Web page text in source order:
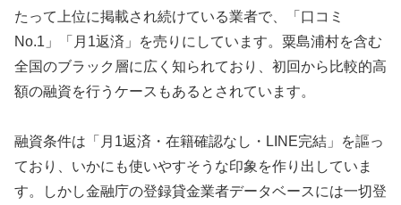
たって上位に掲載され続けている業者で、「口コミ
No.1」「月1返済」を売りにしています。粟島浦村を含む
全国のブラック層に広く知られており、初回から比較的高
額の融資を行うケースもあるとされています。
融資条件は「月1返済・在籍確認なし・LINE完結」を謳っ
ており、いかにも使いやすそうな印象を作り出していま
す。しかし金融庁の登録貸金業者データベースには一切登